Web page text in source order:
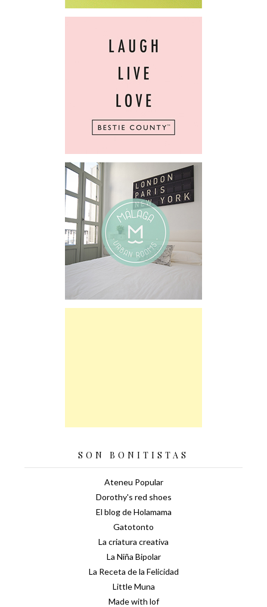
SON BONITISTAS
Ateneu Popular
Dorothy's red shoes
El blog de Holamama
Gatotonto
La criatura creativa
La Niña Bipolar
La Receta de la Felicidad
Little Muna
Made with lof